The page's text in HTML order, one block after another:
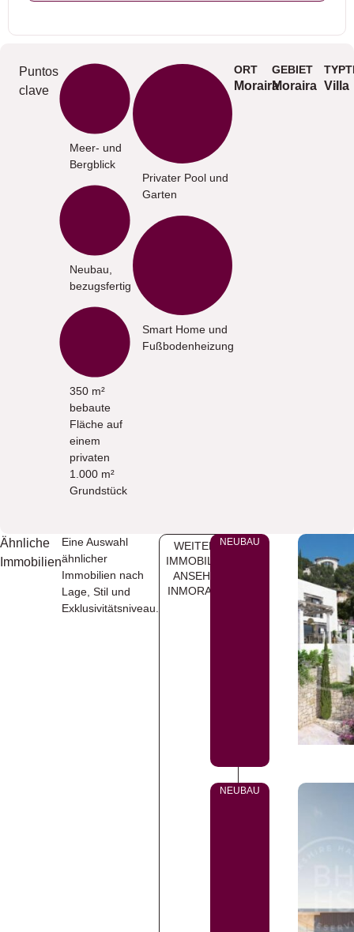
Puntos
clave
Meer- und
Bergblick
Neubau,
bezugsfertig
350 m²
bebaute
Fläche auf
einem
privaten
1.000 m²
Grundstück
Privater Pool und
Garten
Smart Home und
Fußbodenheizung
ORT
Moraira
GEBIET
Moraira Villa
Ähnliche
Immobilien
Eine Auswahl
ähnlicher
Immobilien nach
Lage, Stil und
Exklusivitätsniveau.
WEITERE
IMMOBILIEN
ANSEHEN
INMORAIRA
NEUBAU
NEUBAU